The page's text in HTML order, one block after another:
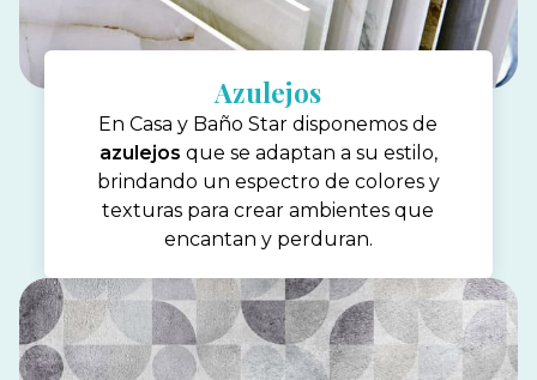
Azulejos
En Casa y Baño Star disponemos de
azulejos que se adaptan a su estilo,
brindando un espectro de colores y
texturas para crear ambientes que
encantan y perduran.